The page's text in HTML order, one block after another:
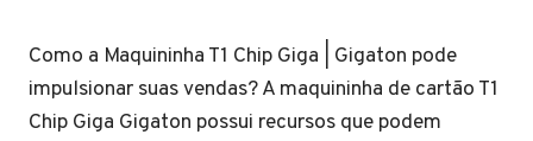
Como a Maquininha T1 Chip Giga | Gigaton pode
impulsionar suas vendas? A maquininha de cartão T1
Chip Giga Gigaton possui recursos que podem